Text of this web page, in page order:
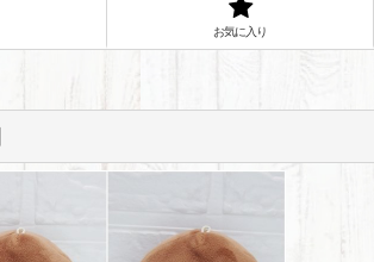
お気に入り